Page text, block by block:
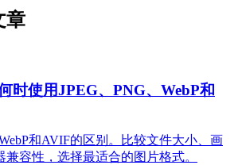
章
时使用JPEG、PNG、WebP和
和AVIF的区别。比较文件大小、画
兼容性，选择最适合的图片格式。